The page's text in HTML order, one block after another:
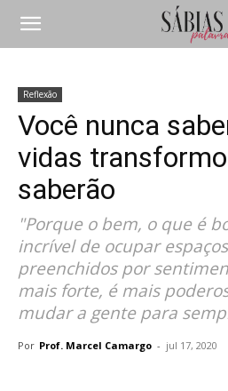
Reflexão
Você nunca
vidas
saberão
"Porque o bem, o que é
incrível de ocupar
preenchidos por
mais forte, é mais
mudar a gente para
Por Prof. Marcel Camargo - jul 17, 2020